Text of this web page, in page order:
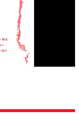
comentario